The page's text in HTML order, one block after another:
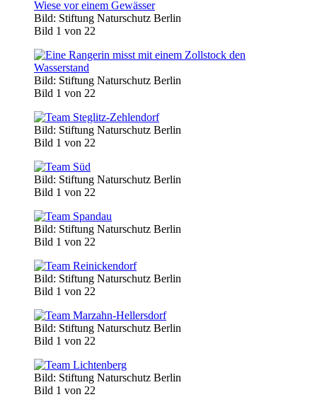
Bild: Stiftung Naturschutz Berlin
Bild 1 von 22
Bild: Stiftung Naturschutz Berlin
Bild 1 von 22
Bild: Stiftung Naturschutz Berlin
Bild 1 von 22
Bild: Stiftung Naturschutz Berlin
Bild 1 von 22
Bild: Stiftung Naturschutz Berlin
Bild 1 von 22
Bild: Stiftung Naturschutz Berlin
Bild 1 von 22
Bild: Stiftung Naturschutz Berlin
Bild 1 von 22
Bild: Stiftung Naturschutz Berlin
Bild 1 von 22